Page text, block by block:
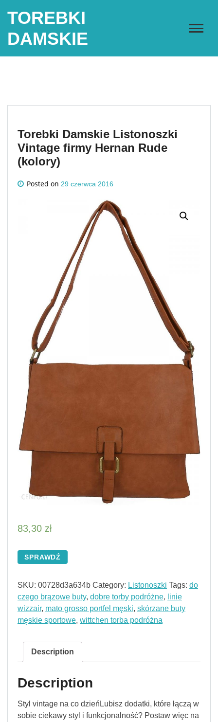
TOREBKI
DAMSKIE
Torebki Damskie Listonoszki
Vintage firmy Hernan Rude
(kolory)
Posted on 29 czerwca 2016
83,30 zł
SPRAWDŹ
SKU: 00728d3a634b Category: Listonoszki Tags: do
czego brązowe buty, dobre torby podróżne, linie
wizzair, mato grosso portfel męski, skórzane buty
męskie sportowe, wittchen torba podróżna
Description
Description
Styl vintage na co dzieńLubisz dodatki, które łączą w
sobie ciekawy styl i funkcjonalność? Postaw więc na